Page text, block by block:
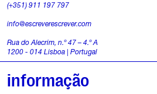
(+351) 911 197 797
info@escreverescrever.com
Rua do Alecrim, n.º 47 – 4.º A
1200 - 014 Lisboa | Portugal
informação